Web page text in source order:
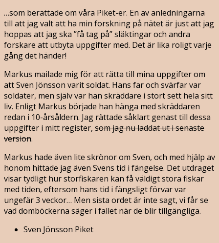
…som berättade om våra Piket-er. En av anledningarna
till att jag valt att ha min forskning på nätet är just att jag
hoppas att jag ska ”få tag på” släktingar och andra
forskare att utbyta uppgifter med. Det är lika roligt varje
gång det händer!
Markus mailade mig för att rätta till mina uppgifter om
att Sven Jönsson varit soldat. Hans far och svärfar var
soldater, men själv var han skräddare i stort sett hela sitt
liv. Enligt Markus började han hänga med skräddaren
redan i 10-årsåldern. Jag rättade såklart genast till dessa
uppgifter i mitt register, som jag nu laddat ut i senaste
version.
Markus hade även lite skrönor om Sven, och med hjälp av
honom hittade jag även Svens tid i fängelse. Det utdraget
visar tydligt hur storfiskaren kan få väldigt stora fiskar
med tiden, eftersom hans tid i fängsligt förvar var
ungefär 3 veckor… Men sista ordet är inte sagt, vi får se
vad domböckerna säger i fallet när de blir tillgängliga.
Sven Jönsson Piket